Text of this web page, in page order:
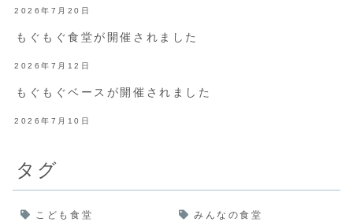
2026年7月20日
もぐもぐ食堂が開催されました
2026年7月12日
もぐもぐベースが開催されました
2026年7月10日
タグ
こども食堂 みんなの食堂